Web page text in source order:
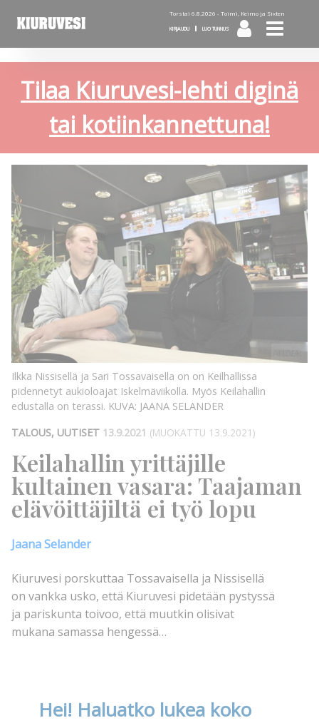
Torstai 6.8.2026 - Toimi, Keimo ja Sixten
KIRJAUDU LUO TUNNUS
Tilaa Kiuruvesi-lehti diginä
tai kotiinkannettuna!
KUVA:
SELANDER
Ilkka Nissisellä ja Sari Tossavaisella on on Keilhallissa
pidennetyt aukioloajat Iskelmäviikolla. Myös Keilahallin
edustalla on terassi. KUVA: JAANA SELANDER
TALOUS, UUTISET 13.9.2021 (MUOKATTU 13.9.2021)
Keilahallin yrittäjille
kultainen vasara: Taajaman
elävöittäjiltä ei työ lopu
Jaana Selander
Kiuruvesi porskuttaa Tossavaisella ja Nissisellä
on vankka usko, että Kiuruvesi pidetään pystyssä
ja pariskunta toivoo, että muutkin olisivat
mukana samassa hengessä…
Hei! Haluatko lukea koko